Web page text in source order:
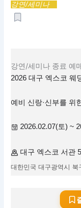
강연/세미나
강연/세미나 종료 예
2026 대구 엑스코 웨
예비 신랑·신부를 위
2026.02.07(토) ~
대구 엑스코 서관
대한민국 대구광역시 북